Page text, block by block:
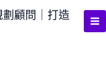
顧問｜打造